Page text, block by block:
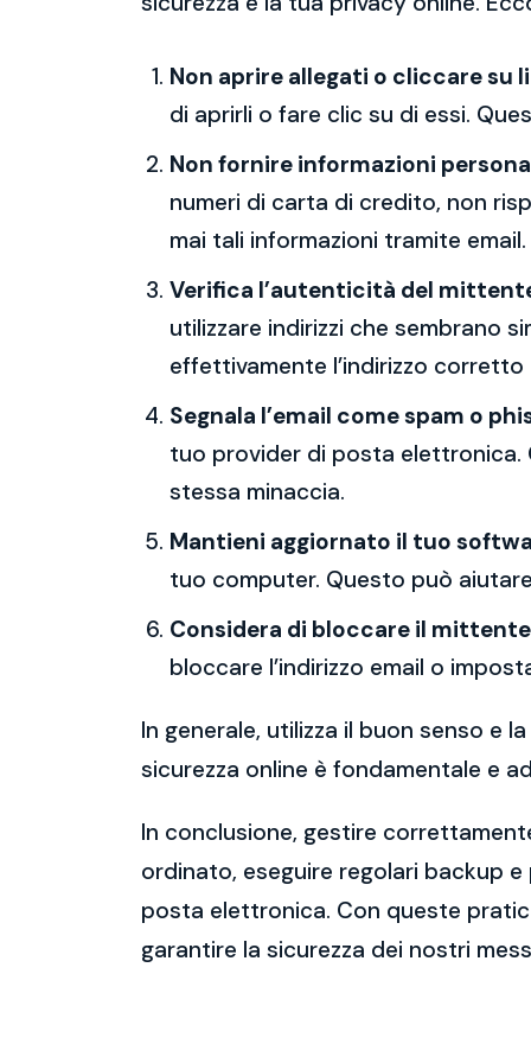
Non aprire allegati o cliccare su
di aprirli o fare clic su di essi.
Non fornire informazioni
numeri di carta di credito, non
mai tali informazioni tramite email.
Verifica l’autenticità del
utilizzare indirizzi che sembrano
effettivamente l’indirizzo
Segnala l’email come spam o
tuo provider di posta elettronica.
stessa minaccia.
Mantieni aggiornato il tuo
tuo computer. Questo può
Considera di bloccare il mittente
bloccare l’indirizzo email o
In generale, utilizza il buon senso e
sicurezza online è fondamentale e
In conclusione, gestire
ordinato, eseguire regolari backup
posta elettronica. Con queste
garantire la sicurezza dei nostri